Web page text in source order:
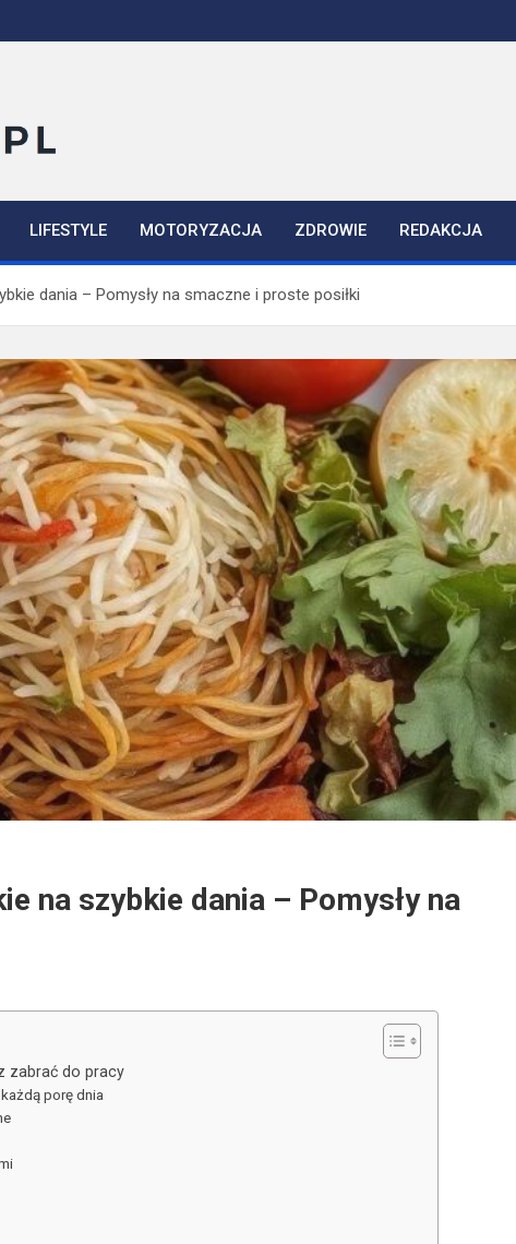
LIFESTYLE MOTORYZACJA ZDROWIE REDAKCJA
dania – Pomysły na smaczne i proste posiłki
na szybkie dania – Pomysły na
zabrać do pracy
porę dnia